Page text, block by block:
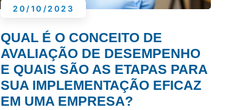
20/10/2023
QUAL É O CONCEITO DE
AVALIAÇÃO DE DESEMPENHO
E QUAIS SÃO AS ETAPAS PARA
SUA IMPLEMENTAÇÃO EFICAZ
EM UMA EMPRESA?